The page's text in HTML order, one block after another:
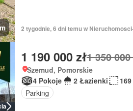
2 tygodnie, 6 dni temu w
1 190 000 zł1 350 000
Szemud, Pomorskie
4 Pokoje
2 Łazienki
169
Parking